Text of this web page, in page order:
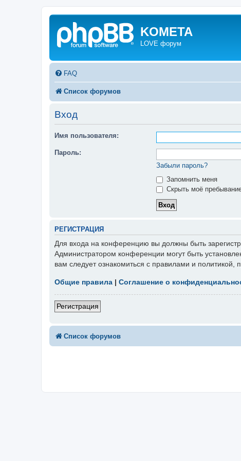
KOMETA
LOVE форум
FAQ
Список форумов
Вход
Имя пользователя:
Пароль:
Забыли пароль?
Запомнить меня
Скрыть моё
РЕГИСТРАЦИЯ
Для входа на конференцию вы должны быть
Администратором конференции могут быть
вам следует ознакомиться с правилами и
Общие правила | Соглашение о
Регистрация
Список форумов